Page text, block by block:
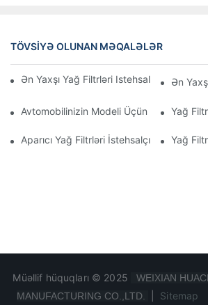
TÖVSIYƏ OLUNAN MƏQALƏLƏR
Ən Yaxşı Yağ Filtrləri Istehsal EdənƏn
Avtomobilinizin Modeli Üçün Düzgün
Yağ
Aparıcı Yağ Filtrləri İstehsalçılarına Və
Yağ
Müəllif hüquqları © 2025
WEIXIAN
MANUFACTURING CO.,LTD.
Sitemap